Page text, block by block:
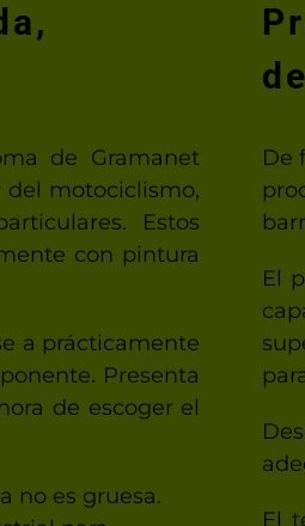
de Gramanet
del motociclismo,
Estos
con pintura
a prácticamente
Presenta
de escoger el
no es gruesa.
De
El
El